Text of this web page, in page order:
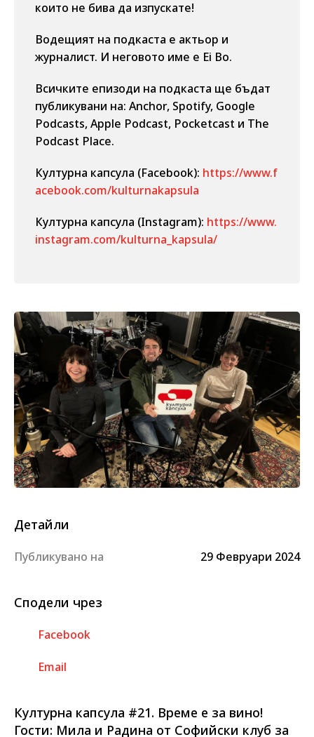
които не бива да изпускате!
Водещият на подкаста е актьор и
журналист. И неговото име е Ei Bo.
Всичките епизоди на подкаста ще бъдат
публикувани на: Anchor, Spotify, Google
Podcasts, Apple Podcast, Pocketcast и The
Podcast Place.
Културна капсула (Facebook): https://www.f
acebook.com/kulturnakapsula
Културна капсула (Instagram): https://www.
instagram.com/kulturna_kapsula/
Детайли
Публикувано на 29 Февруари 2024
Сподели чрез
Facebook
Email
Културна капсула #21. Време е за вино!
Гости: Мила и Радина от Софийски клуб за